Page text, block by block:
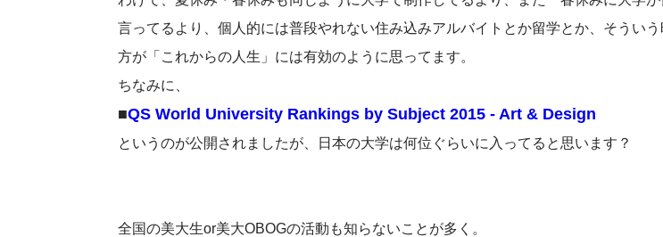
言ってるより、個人的には普段やれない住み込みアルバイトとか留学とか、そうい
方が「これからの人生」には有効のように思ってます。
ちなみに、
■QS World University Rankings by Subject 2015 - Art & Design
というのが公開されましたが、日本の大学は何位ぐらいに入ってると思います？
全国の美大生or美大OBOGの活動も知らないことが多く。